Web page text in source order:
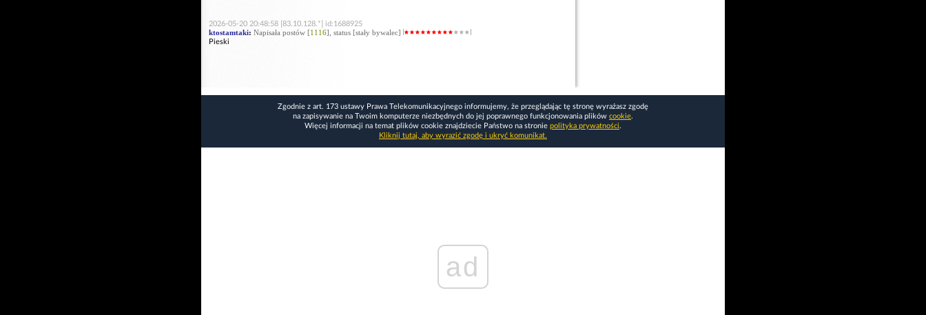
2026-05-20 20:48:58 [83.10.128.*] id:1688925
ktostamtaki: Napisała postów [1116], status [stały bywalec]
Pieski
Zgodnie z art. 173 ustawy Prawa Telekomunikacyjnego informujemy, że przeglądając tę stronę wyrażasz zgodę
na zapisywanie na Twoim komputerze niezbędnych do jej poprawnego funkcjonowania plików cookie.
Więcej informacji na temat plików cookie znajdziecie Państwo na stronie polityka prywatności.
Kliknij tutaj, aby wyrazić zgodę i ukryć komunikat.
ad